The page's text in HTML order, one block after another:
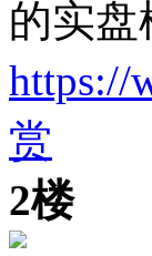
的实
https://
赏
2楼